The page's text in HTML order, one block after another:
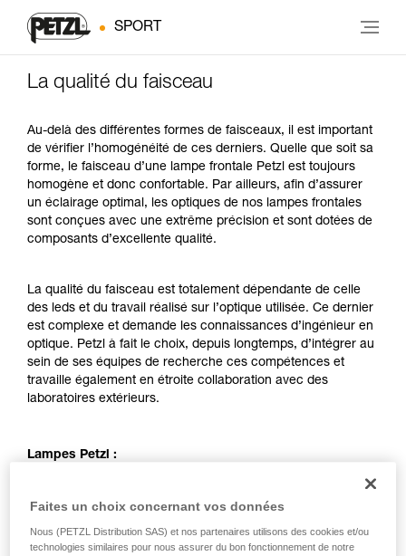
SPORT
La qualité du faisceau
Au-delà des différentes formes de faisceaux, il est important
de vérifier l’homogénéité de ces derniers. Quelle que soit sa
forme, le faisceau d’une lampe frontale Petzl est toujours
homogène et donc confortable. Par ailleurs, afin d’assurer
un éclairage optimal, les optiques de nos lampes frontales
sont conçues avec une extrême précision et sont dotées de
composants d’excellente qualité.
La qualité du faisceau est totalement dépendante de celle
des leds et du travail réalisé sur l’optique utilisée. Ce dernier
est complexe et demande les connaissances d’ingénieur en
optique. Petzl à fait le choix, depuis longtemps, d’intégrer au
sein de ses équipes de recherche ces compétences et
travaille également en étroite collaboration avec des
laboratoires extérieurs.
Lampes Petzl :
Faites un choix concernant vos données
Nous (PETZL Distribution SAS) et nos partenaires utilisons des cookies et/ou
technologies similaires pour nous assurer du bon fonctionnement de notre